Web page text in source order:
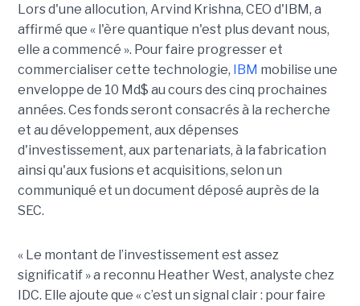
Lors d'une allocution, Arvind Krishna, CEO d'IBM, a
affirmé que « l'ère quantique n'est plus devant nous,
elle a commencé ». Pour faire progresser et
commercialiser cette technologie, IBM mobilise une
enveloppe de 10 Md$ au cours des cinq prochaines
années. Ces fonds seront consacrés à la recherche
et au développement, aux dépenses
d'investissement, aux partenariats, à la fabrication
ainsi qu'aux fusions et acquisitions, selon un
communiqué et un document déposé auprès de la
SEC.
« Le montant de l’investissement est assez
significatif » a reconnu Heather West, analyste chez
IDC. Elle ajoute que « c’est un signal clair : pour faire